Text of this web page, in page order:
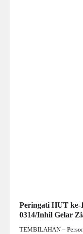
Peringati HUT
0314/Inhil Gelar
TEMBILAHAN –